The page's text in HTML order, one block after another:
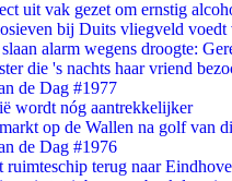
uit vak gezet om ernstig
bij Duits vliegveld voedt
alarm wegens droogte:
die 's nachts haar vriend
de Dag #1977
wordt nóg aantrekkelijker
op de Wallen na golf van
de Dag #1976
terug naar